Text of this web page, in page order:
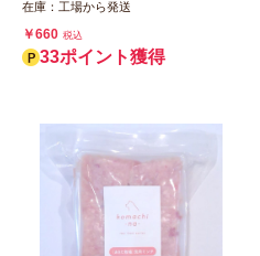
在庫：工場から発送
￥660 税込
33ポイント獲得